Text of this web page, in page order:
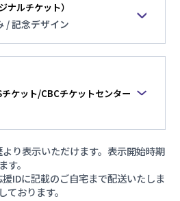
知らせ
戦チケット二次先行販売開始
販売とメンテナンス実施の
ナルチケット）
/ 記念デザイン
るオリジナルデザインの紙チケッ
ケット/CBCチケットセンター
するチケット
り表示いただけます。表示開始時期
。
IDに記載のご自宅まで配送いたしま
おります。